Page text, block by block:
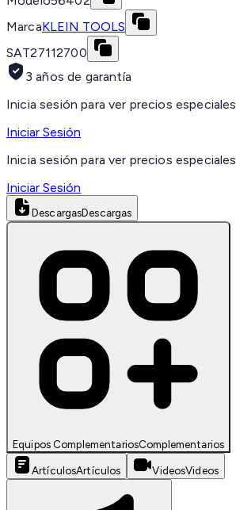
MarcaKLEIN TOOLS
SAT27112700
3 años de garantía
Inicia sesión para ver precios especiales
Iniciar Sesión
Inicia sesión para ver precios especiales
Iniciar Sesión
DescargasDescargas
Equipos ComplementariosComplementarios
ArtículosArtículos VideosVideos